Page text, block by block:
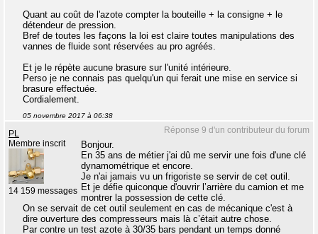
Quant au coût de l'azote compter la bouteille + la consigne + le
détendeur de pression.
Bref de toutes les façons la loi est claire toutes manipulations des
vannes de fluide sont réservées au pro agréés.
Et je le répète aucune brasure sur l'unité intérieure.
Perso je ne connais pas quelqu'un qui ferait une mise en service si
brasure effectuée.
Cordialement.
05 novembre 2017 à 06:38
Réponse 9 d'un contributeur du forum
PL
Membre inscrit
14 159 messages
Bonjour.
En 35 ans de métier j'ai dû me servir une fois d'une clé
dynamométrique et encore.
Je n'ai jamais vu un frigoriste se servir de cet outil.
Et je défie quiconque d'ouvrir l’arrière du camion et me
montrer la possession de cette clé.
On se servait de cet outil seulement en cas de mécanique c'est à
dire ouverture des compresseurs mais là c’était autre chose.
Par contre un test azote à 30/35 bars pendant un temps donné